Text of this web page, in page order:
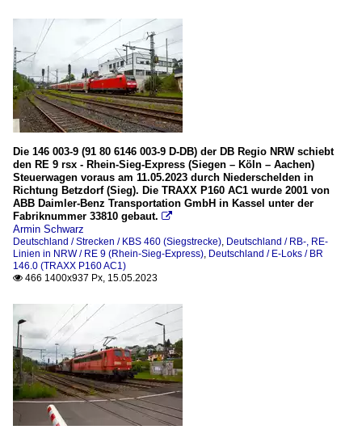
Die 146 003-9 (91 80 6146 003-9 D-DB) der DB Regio NRW schiebt
den RE 9 rsx - Rhein-Sieg-Express (Siegen – Köln – Aachen)
Steuerwagen voraus am 11.05.2023 durch Niederschelden in
Richtung Betzdorf (Sieg). Die TRAXX P160 AC1 wurde 2001 von
ABB Daimler-Benz Transportation GmbH in Kassel unter der
Fabriknummer 33810 gebaut. 
Armin Schwarz
Deutschland / Strecken / KBS 460 (Siegstrecke), Deutschland / RB-, RE-
Linien in NRW / RE 9 (Rhein-Sieg-Express), Deutschland / E-Loks / BR
146.0 (TRAXX P160 AC1)
 466 1400x937 Px, 15.05.2023